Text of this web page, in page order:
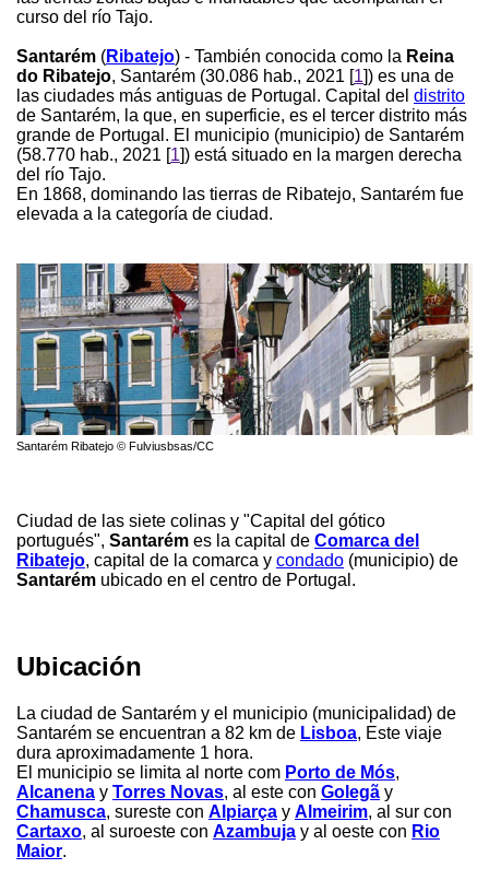
curso del río Tajo.
Santarém (Ribatejo) - También conocida como la Reina
do Ribatejo, Santarém (30.086 hab., 2021 [1]) es una de
las ciudades más antiguas de Portugal. Capital del distrito
de Santarém, la que, en superficie, es el tercer distrito más
grande de Portugal. El municipio (municipio) de Santarém
(58.770 hab., 2021 [1]) está situado en la margen derecha
del río Tajo.
En 1868, dominando las tierras de Ribatejo, Santarém fue
elevada a la categoría de ciudad.
Santarém Ribatejo © Fulviusbsas/CC
Ciudad de las siete colinas y "Capital del gótico
portugués", Santarém es la capital de Comarca del
Ribatejo, capital de la comarca y condado (municipio) de
Santarém ubicado en el centro de Portugal.
Ubicación
La ciudad de Santarém y el municipio (municipalidad) de
Santarém se encuentran a 82 km de Lisboa, Este viaje
dura aproximadamente 1 hora.
El municipio se limita al norte com Porto de Mós,
Alcanena y Torres Novas, al este con Golegã y
Chamusca, sureste con Alpiarça y Almeirim, al sur con
Cartaxo, al suroeste con Azambuja y al oeste con Rio
Maior.